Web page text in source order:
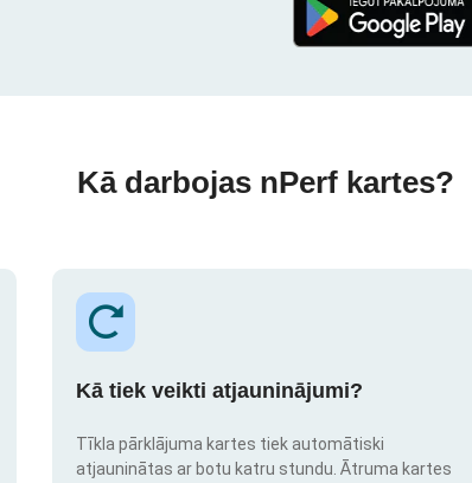
Kā darbojas nPerf kartes?
Kā tiek veikti atjauninājumi?
Tīkla pārklājuma kartes tiek automātiski
atjauninātas ar botu katru stundu. Ātruma kartes